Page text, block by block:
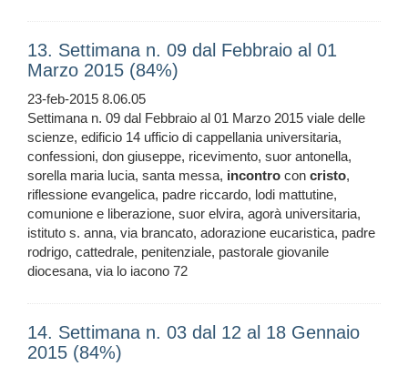
13. Settimana n. 09 dal Febbraio al 01
Marzo 2015 (84%)
23-feb-2015 8.06.05
Settimana n. 09 dal Febbraio al 01 Marzo 2015 viale delle
scienze, edificio 14 ufficio di cappellania universitaria,
confessioni, don giuseppe, ricevimento, suor antonella,
sorella maria lucia, santa messa, incontro con cristo,
riflessione evangelica, padre riccardo, lodi mattutine,
comunione e liberazione, suor elvira, agorà universitaria,
istituto s. anna, via brancato, adorazione eucaristica, padre
rodrigo, cattedrale, penitenziale, pastorale giovanile
diocesana, via lo iacono 72
14. Settimana n. 03 dal 12 al 18 Gennaio
2015 (84%)